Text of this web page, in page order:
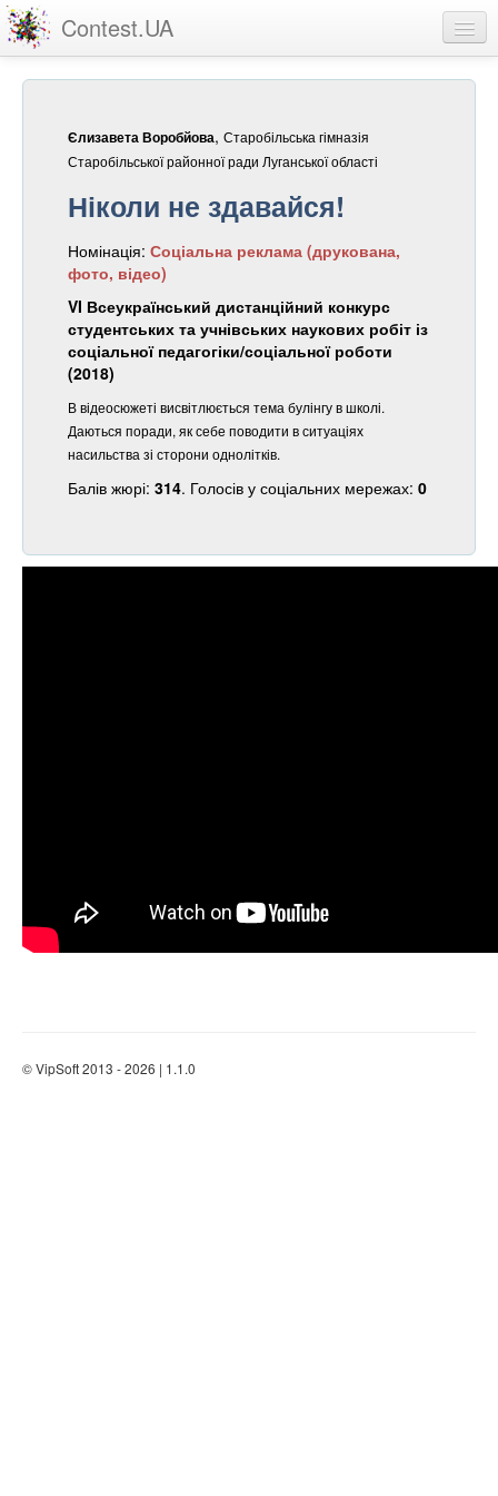
Contest.UA
Статистика
Про проект
реєстрація
Єлизавета Воробйова, Старобільська гімназія
Старобільської районної ради Луганської області
Ніколи не здавайся!
Номінація: Соціальна реклама (друкована,
фото, відео)
VI Всеукраїнський дистанційний конкурс
студентських та учнівських наукових робіт із
соціальної педагогіки/соціальної роботи
(2018)
В відеосюжеті висвітлюється тема булінгу в школі.
Даються поради, як себе поводити в ситуаціях
насильства зі сторони однолітків.
Балів жюрі: 314. Голосів у соціальних мережах: 0
© VipSoft 2013 - 2026 | 1.1.0